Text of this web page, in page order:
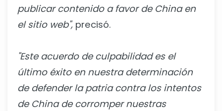
publicar contenido a favor de China en
el sitio web", precisó.
"Este acuerdo de culpabilidad es el
último éxito en nuestra determinación
de defender la patria contra los intentos
de China de corromper nuestras